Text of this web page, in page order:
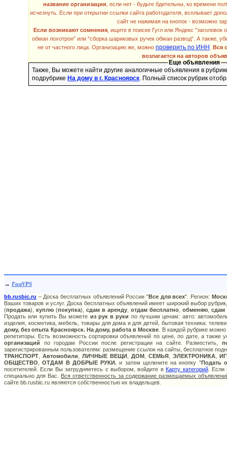
название организации , если нет - будьте бдительны, ко времени
исчезнуть. Если при открытии ссылки сайта работодателя, всплывает
сайт не нажимая на кнопок - возможно
Если возникают сомнения , ищите в поиске Гугл или Яндекс
обман лохотрон" или "сборка шариковых ручек обман развод". А также,
не от частного лица. Организацию же, можно проверить по ИНН
Вся
возлагается на авторов
Еще объявления
Также, Вы можете найти другие аналогичные объявления в
подрубрике На дому в г. Красноярск. Полный список рубрик
→ FastVPS
bb.rusbic.ru – Доска бесплатных объявлений России "Все для всех". Регион:
Ваших товаров и услуг. Доска бесплатных объявлений имеет широкий выбор
(продажа), куплю (покупка), сдам в аренду отдам бесплатно обменяю сдам
Продать или купить Вы можете из рук в руки по лучшим ценам: авто:
изделия, косметика, мебель, товары для дома и для детей, бытовая техника:
дому, без опыта Красноярск. На дому, работа в Москве . В каждой рубрике
репетиторы. Есть возможность сортировки объявлений по цене, по дате, а
организаций по городам России после регистрации на сайте. Разместить,
зарегистрированным пользователям: размещение ссылок на сайты, бесплатное
ТРАНСПОРТ
Автомобили ЛИЧНЫЕ ВЕЩИ ДОМ СЕМЬЯ ЭЛЕКТРОНИКА
ОБЩЕСТВО ,ОТДАМ В ДОБРЫЕ РУКИ. и затем щелкните на кнопку "Подать
посетителей. Если Вы затрудняетесь с выбором, войдите вКарту категорий. Если
специально для Вас. Вся ответственность за содержание размещаемых
сайте bb.rusbic.ru являются собственностью их владельцев.